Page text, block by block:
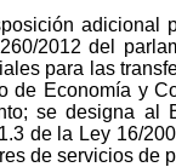
adicional
2012 del
para las
de Economía y
se designa al
de la Ley 16/
de servicios de